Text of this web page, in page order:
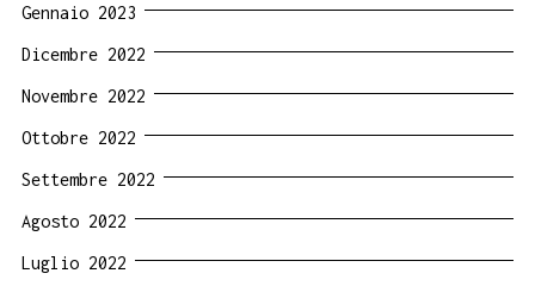
Gennaio 2023
Dicembre 2022
Novembre 2022
Ottobre 2022
Settembre 2022
Agosto 2022
Luglio 2022